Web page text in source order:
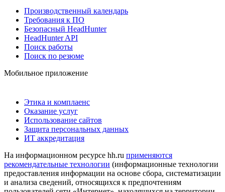
Производственный календарь
Требования к ПО
Безопасный HeadHunter
HeadHunter API
Поиск работы
Поиск по резюме
Мобильное приложение
Этика и комплаенс
Оказание услуг
Использование сайтов
Защита персональных данных
ИТ аккредитация
На информационном ресурсе hh.ru применяются
рекомендательные технологии (информационные технологии
предоставления информации на основе сбора, систематизации
и анализа сведений, относящихся к предпочтениям